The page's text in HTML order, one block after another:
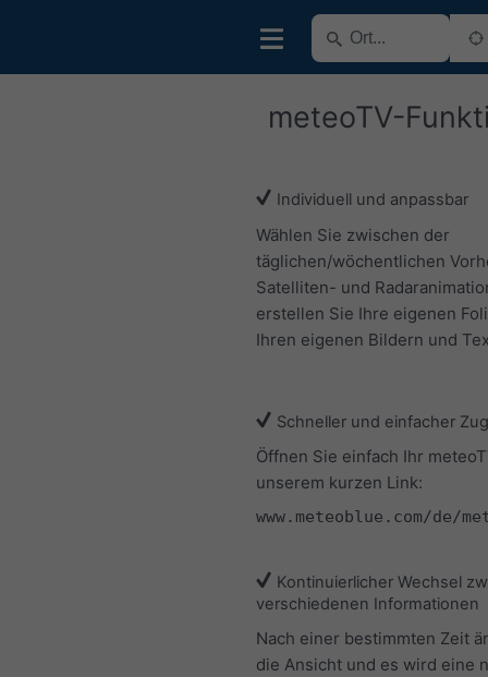
meteoTV-
Individuell und anpassbar
Wählen Sie zwischen der
täglichen/wöchentlichen
Satelliten- und
erstellen Sie Ihre eigenen
Ihren eigenen Bildern und
Schneller und einfacher
Öffnen Sie einfach Ihr
unserem kurzen Link:
www.meteoblue.com/de/
Kontinuierlicher Wechsel
verschiedenen Informationen
Nach einer bestimmten Zeit
die Ansicht und es wird eine